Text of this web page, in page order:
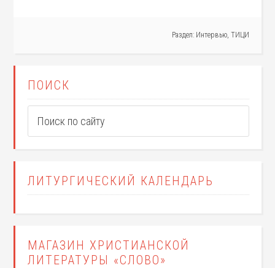
Раздел: Интервью, ТИЦИ
ПОИСК
ЛИТУРГИЧЕСКИЙ КАЛЕНДАРЬ
МАГАЗИН ХРИСТИАНСКОЙ
ЛИТЕРАТУРЫ «СЛОВО»